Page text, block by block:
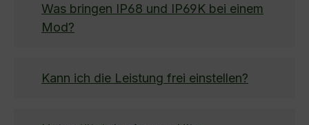
Was bringen IP68 und IP69K bei einem
Mod?
Kann ich die Leistung frei einstellen?